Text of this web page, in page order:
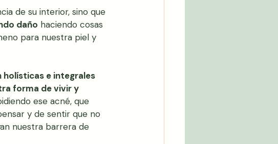
de su interior, sino que
daño haciendo cosas
para nuestra piel y
holísticas e integrales
forma de vivir y
ese acné, que
y de sentir que no
nuestra barrera de